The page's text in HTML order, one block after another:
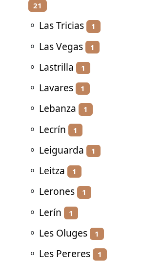
21
⚬ Las Tricias 1
⚬ Las Vegas 1
⚬ Lastrilla 1
⚬ Lavares 1
⚬ Lebanza 1
⚬ Lecrín 1
⚬ Leiguarda 1
⚬ Leitza 1
⚬ Lerones 1
⚬ Lerín 1
⚬ Les Oluges 1
⚬ Les Pereres 1